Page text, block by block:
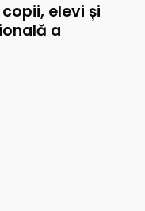
elevi și
a